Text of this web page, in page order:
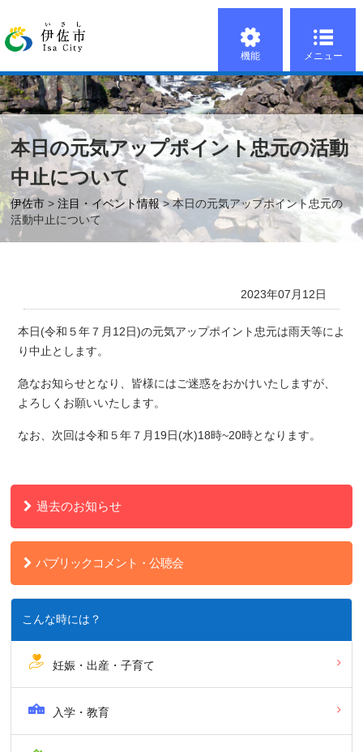
機能 メニュー
本日の元気アップポイント忠元の活動
中止について
伊佐市 >注目・イベント情報> 本日の元気アップポイント忠元の
活動中止について
2023年07月12日
本日(令和５年７月12日)の元気アップポイント忠元は雨天等によ
り中止とします。
急なお知らせとなり、皆様にはご迷惑をおかけいたしますが、
よろしくお願いいたします。
なお、次回は令和５年７月19日(水)18時~20時となります。
過去のお知らせ
パブリックコメント・公聴会
こんな時には？
妊娠・出産・子育て
入学・教育